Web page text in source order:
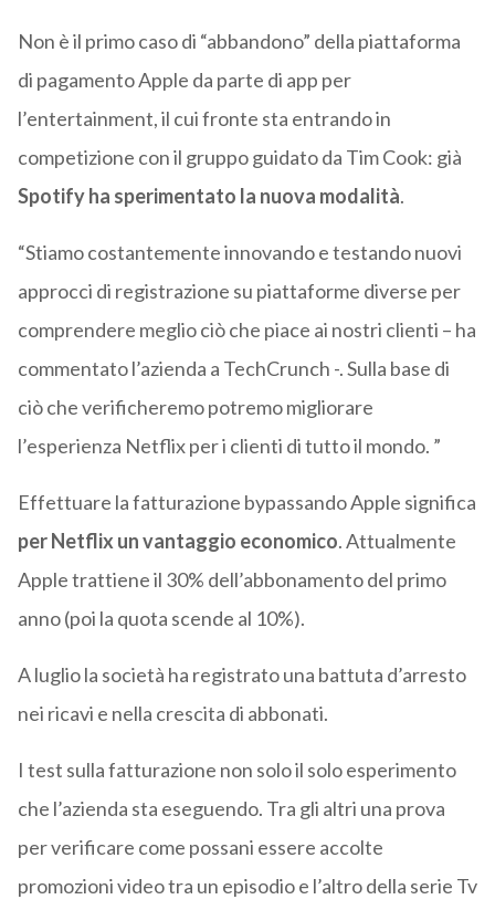
Non è il primo caso di “abbandono” della piattaforma
di pagamento Apple da parte di app per
l’entertainment, il cui fronte sta entrando in
competizione con il gruppo guidato da Tim Cook: già
Spotify ha sperimentato la nuova modalità.
“Stiamo costantemente innovando e testando nuovi
approcci di registrazione su piattaforme diverse per
comprendere meglio ciò che piace ai nostri clienti – ha
commentato l’azienda a TechCrunch -. Sulla base di
ciò che verificheremo potremo migliorare
l’esperienza Netflix per i clienti di tutto il mondo. ”
Effettuare la fatturazione bypassando Apple significa
per Netflix un vantaggio economico. Attualmente
Apple trattiene il 30% dell’abbonamento del primo
anno (poi la quota scende al 10%).
A luglio la società ha registrato una battuta d’arresto
nei ricavi e nella crescita di abbonati.
I test sulla fatturazione non solo il solo esperimento
che l’azienda sta eseguendo. Tra gli altri una prova
per verificare come possani essere accolte
promozioni video tra un episodio e l’altro della serie Tv